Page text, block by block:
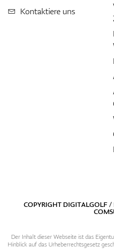
Kontaktiere uns
COPYRIGHT DIGITALGOLF /
Der Inhalt dieser Webseite ist das
Hinblick auf das Urheberrechtsgesetz